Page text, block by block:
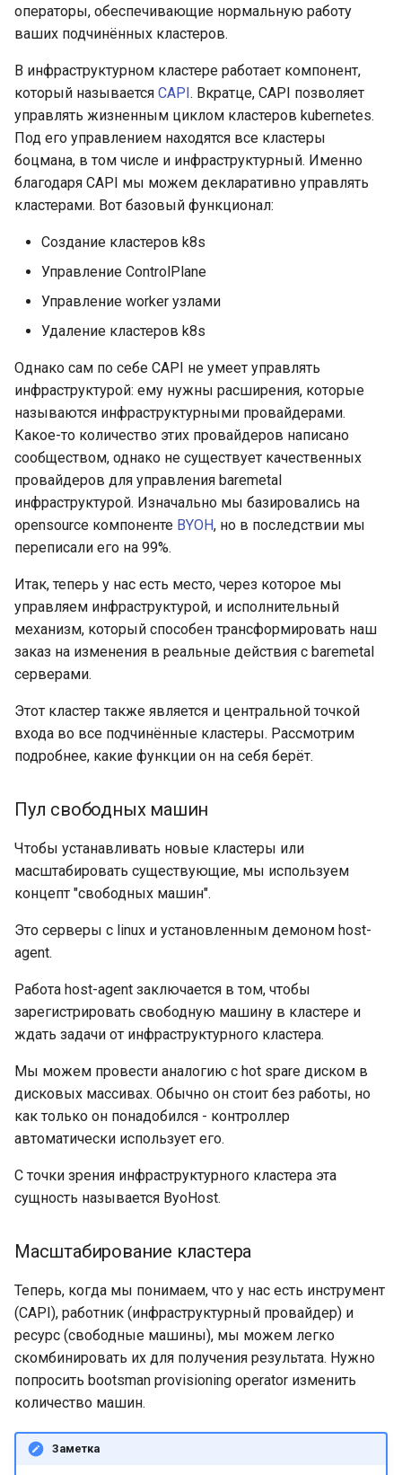
операторы, обеспечивающие нормальную работу
ваших подчинённых кластеров.
В инфраструктурном кластере работает компонент,
который называется CAPI. Вкратце, CAPI позволяет
управлять жизненным циклом кластеров kubernetes.
Под его управлением находятся все кластеры
боцмана, в том числе и инфраструктурный. Именно
благодаря CAPI мы можем декларативно управлять
кластерами. Вот базовый функционал:
Создание кластеров k8s
Управление ControlPlane
Управление worker узлами
Удаление кластеров k8s
Однако сам по себе CAPI не умеет управлять
инфраструктурой: ему нужны расширения, которые
называются инфраструктурными провайдерами.
Какое-то количество этих провайдеров написано
сообществом, однако не существует качественных
провайдеров для управления baremetal
инфраструктурой. Изначально мы базировались на
opensource компоненте BYOH, но в последствии мы
переписали его на 99%.
Итак, теперь у нас есть место, через которое мы
управляем инфраструктурой, и исполнительный
механизм, который способен трансформировать наш
заказ на изменения в реальные действия с baremetal
серверами.
Этот кластер также является и центральной точкой
входа во все подчинённые кластеры. Рассмотрим
подробнее, какие функции он на себя берёт.
Пул свободных машин
Чтобы устанавливать новые кластеры или
масштабировать существующие, мы используем
концепт "свободных машин".
Это серверы с linux и установленным демоном host-
agent.
Работа host-agent заключается в том, чтобы
зарегистрировать свободную машину в кластере и
ждать задачи от инфраструктурного кластера.
Мы можем провести аналогию с hot spare диском в
дисковых массивах. Обычно он стоит без работы, но
как только он понадобился - контроллер
автоматически использует его.
С точки зрения инфраструктурного кластера эта
сущность называется ByoHost.
Масштабирование кластера
Теперь, когда мы понимаем, что у нас есть инструмент
(CAPI), работник (инфраструктурный провайдер) и
ресурс (свободные машины), мы можем легко
скомбинировать их для получения результата. Нужно
попросить bootsman provisioning operator изменить
количество машин.
Заметка